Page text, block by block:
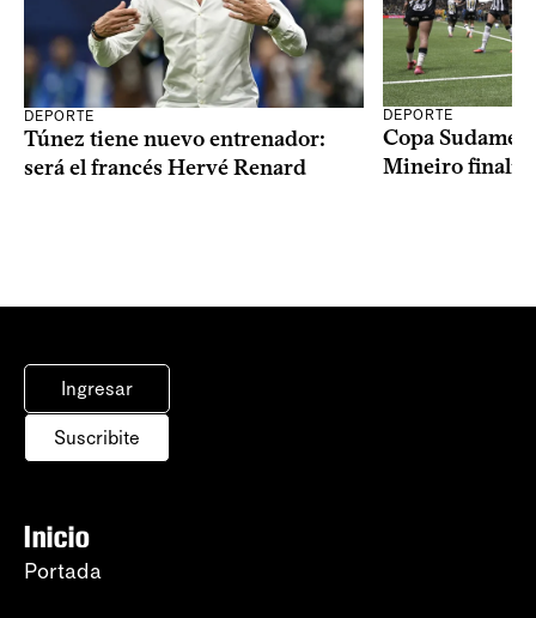
DEPORTE
Túnez tiene nuevo entrenador:
será el francés Hervé Renard
DEPORTE
Copa
Mineiro
Ingresar
Suscribite
Inicio
Portada